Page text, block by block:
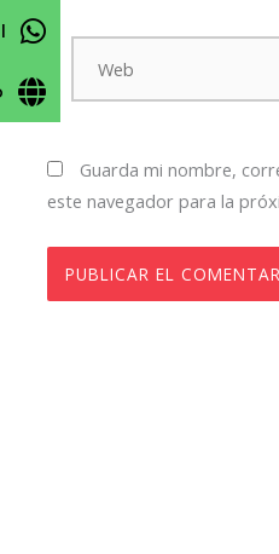
Web
Guarda mi nombre,
este navegador para la